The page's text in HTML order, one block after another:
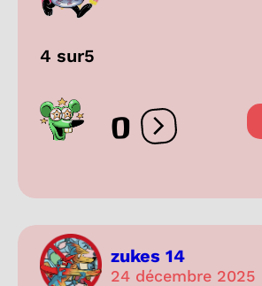
4 sur5
0 Ouvrir les
zukes 14
24 décembre 2025